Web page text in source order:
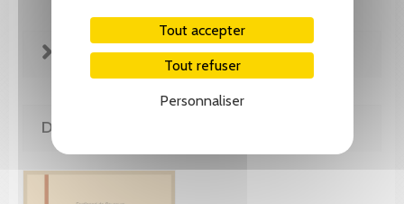
Tout accepter
Tout refuser
Personnaliser
FICHE TECHNIQUE
DE MÊME AUTEUR(E)